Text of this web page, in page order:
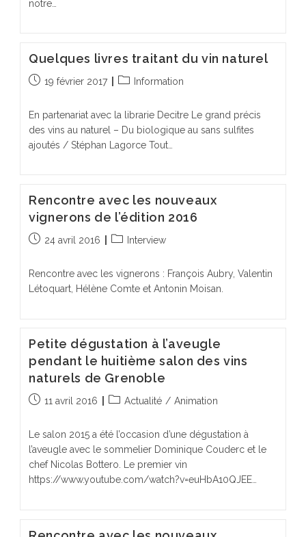
notre…
Quelques livres traitant du vin naturel
Publication
19 février 2017
PostInformation
En partenariat avec la librarie Decitre Le grand précis
des vins au naturel – Du biologique au sans sulfites
ajoutés / Stéphan Lagorce Tout…
Rencontre avec les nouveaux
vignerons de l’édition 2016
Publication
24 avril 2016
PostInterview
Rencontre avec les vignerons : François Aubry, Valentin
Létoquart, Hélène Comte et Antonin Moisan.
Petite dégustation à l’aveugle
pendant le huitième salon des vins
naturels de Grenoble
Publication
11 avril 2016
PostActualité / Animation
Le salon 2015 a été l’occasion d’une dégustation à
l’aveugle avec le sommelier Dominique Couderc et le
chef Nicolas Bottero. Le premier vin
https://www.youtube.com/watch?v=euHbA10QJEE…